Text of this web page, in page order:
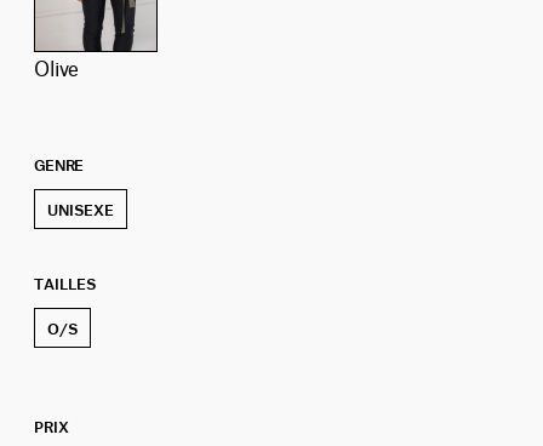
olive
GENRE
UNISEXE
TAILLES
O/S
PRIX